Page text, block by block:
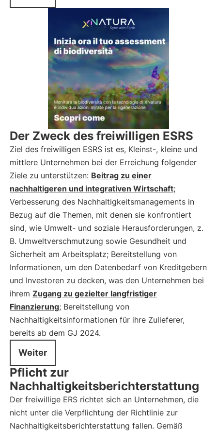
Der Zweck des freiwilligen ESRS
Ziel des freiwilligen ESRS ist es, Kleinst-, kleine und
mittlere Unternehmen bei der Erreichung folgender
Ziele zu unterstützen: Beitrag zu einer
nachhaltigeren und integrativen Wirtschaft;
Verbesserung des Nachhaltigkeitsmanagements in
Bezug auf die Themen, mit denen sie konfrontiert
sind, wie Umwelt- und soziale Herausforderungen, z.
B. Umweltverschmutzung sowie Gesundheit und
Sicherheit am Arbeitsplatz; Bereitstellung von
Informationen, um den Datenbedarf von Kreditgebern
und Investoren zu decken, was den Unternehmen bei
ihrem Zugang zu gezielter langfristiger
Finanzierung; Bereitstellung von
Nachhaltigkeitsinformationen für ihre Zulieferer,
bereits ab dem GJ 2024.
Weiter
Pflicht zur
Nachhaltigkeitsberichterstattung
Der freiwillige ERS richtet sich an Unternehmen, die
nicht unter die Verpflichtung der Richtlinie zur
Nachhaltigkeitsberichterstattung fallen. Gemäß